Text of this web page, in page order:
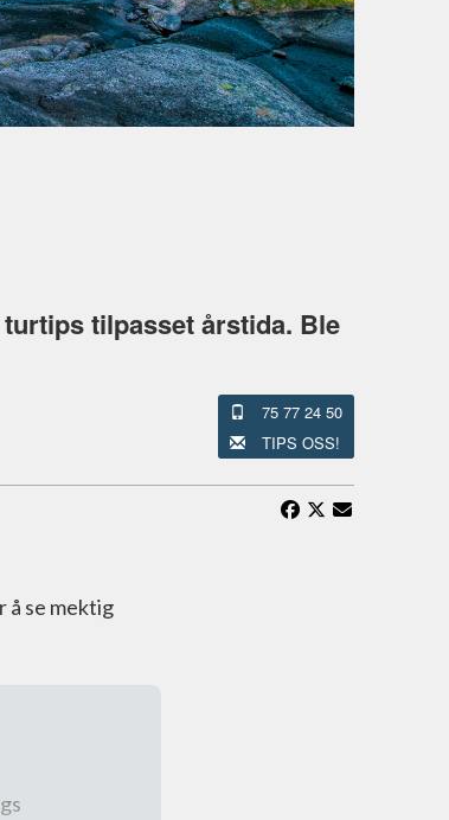
tilpasset årstida. Ble
75 77 24 50
TIPS OSS!
å se mektig